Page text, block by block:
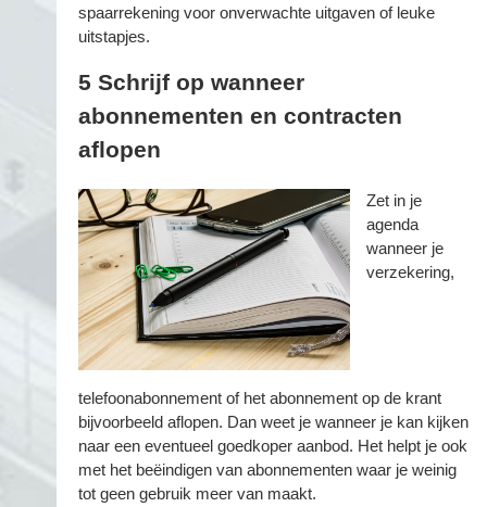
spaarrekening voor onverwachte uitgaven of leuke
uitstapjes.
5 Schrijf op wanneer
abonnementen en contracten
aflopen
Zet in je
agenda
wanneer je
verzekering,
telefoonabonnement of het abonnement op de krant
bijvoorbeeld aflopen. Dan weet je wanneer je kan kijken
naar een eventueel goedkoper aanbod. Het helpt je ook
met het beëindigen van abonnementen waar je weinig
tot geen gebruik meer van maakt.